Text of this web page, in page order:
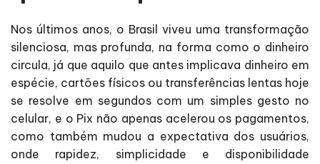
Nos últimos anos, o Brasil viveu uma transformação
silenciosa, mas profunda, na forma como o dinheiro
circula, já que aquilo que antes implicava dinheiro em
espécie, cartões físicos ou transferências lentas hoje
se resolve em segundos com um simples gesto no
celular, e o Pix não apenas acelerou os pagamentos,
como também mudou a expectativa dos usuários,
onde rapidez, simplicidade e disponibilidade